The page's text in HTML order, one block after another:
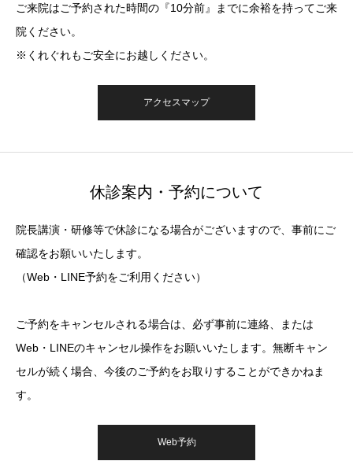
ご来院はご予約された時間の『10分前』までに余裕を持ってご来
院ください。
※くれぐれもご安全にお越しください。
アクセスマップ
休診案内・予約について
院長講演・研修等で休診になる場合がございますので、事前にご
確認をお願いいたします。
（Web・LINE予約をご利用ください）
ご予約をキャンセルされる場合は、必ず事前に連絡、または
Web・LINEのキャンセル操作をお願いいたします。無断キャン
セルが続く場合、今後のご予約をお取りすることができかねま
す。
Web予約